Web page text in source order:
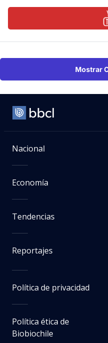
Mostrar
Nacional
Economía
Tendencias
Reportajes
Política de privacidad
Política ética de
Biobiochile